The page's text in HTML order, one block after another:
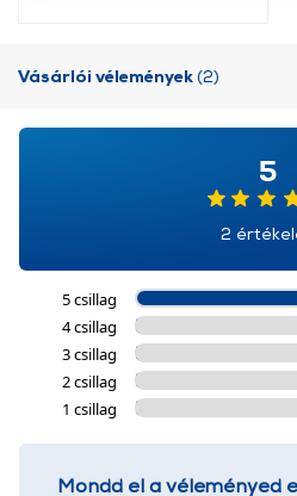
Vásárlói vélemények(2)
5
2
5 csillag
4 csillag
3 csillag
2 csillag
1 csillag
Mondd el a véleményed